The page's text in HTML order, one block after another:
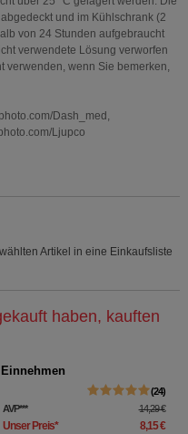
lassen sich
Weise der Nutzung
deren Hilfe wir unsere
können, den Inhalt
die Werbung auf
hierfür teilweise an
Medien
und im Kühlschrank (2
von 24 Stunden aufgebraucht
verwendete Lösung verworfen
verwenden, wenn Sie bemerken,
Dash_med,
Ljupco
Artikel in eine Einkaufsliste
haben, kauften
24
AVP*** 14,29 €
Unser Preis* 8,15 €